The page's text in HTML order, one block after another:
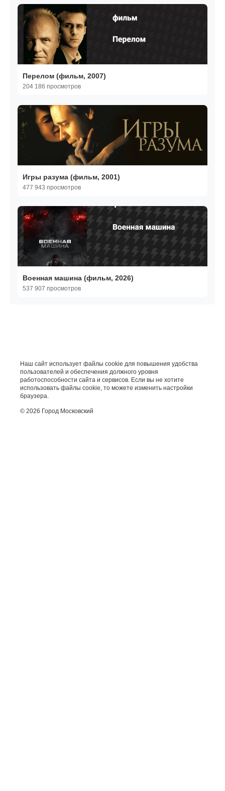
Перелом (фильм, 2007)
204 186 просмотров
Игры разума (фильм, 2001)
477 943 просмотров
Военная машина (фильм, 2026)
537 907 просмотров
Наш сайт использует файлы cookie для повышения удобства
пользователей и обеспечения должного уровня
работоспособности сайта и сервисов. Если вы не хотите
использовать файлы cookie, то можете изменить настройки
браузера.
© 2026 Город Московский